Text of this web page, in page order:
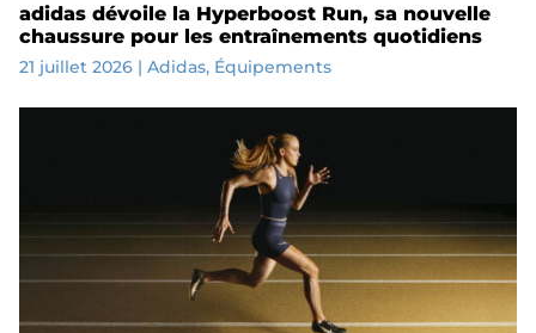
adidas dévoile la Hyperboost Run, sa nouvelle
chaussure pour les entraînements quotidiens
21 juillet 2026| Adidas, Équipements